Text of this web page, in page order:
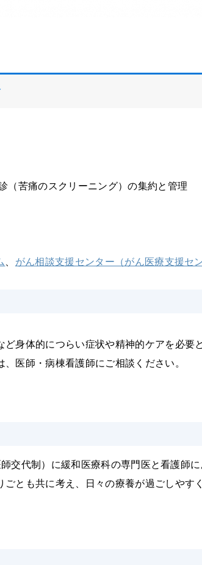
苦痛のスクリーニング）の集約と管理
がん相談支援センター（がん医療支援セ
身体的につらい症状や精神的ケアを必
医師・病棟看護師にご相談ください。
交代制）に緩和医療科の専門医と看護師に
とも共に考え、日々の療養が過ごしやす